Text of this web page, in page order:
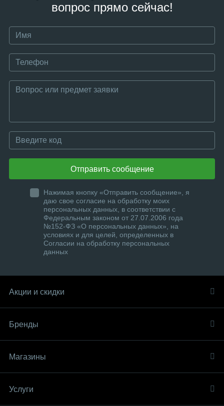
вопрос прямо сейчас!
Отправить сообщение
Нажимая кнопку «Отправить сообщение», я
даю свое согласие на обработку моих
персональных данных, в соответствии с
Федеральным законом от 27.07.2006 года
№152-ФЗ «О персональных данных», на
условиях и для целей, определенных в
Согласии на обработку персональных
данных
Акции и скидки
Бренды
Магазины
Услуги